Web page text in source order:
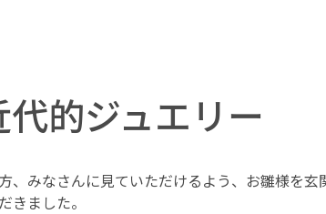
代的ジュエリー
、みなさんに見ていただけるよう、お雛様を玄
きました。